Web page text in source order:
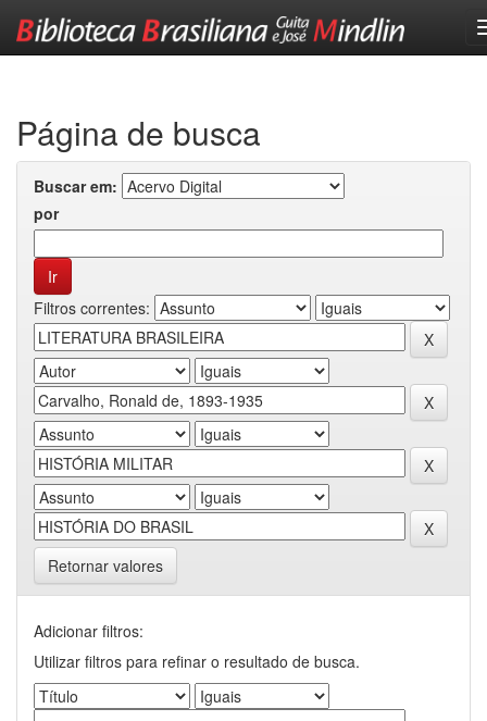
Página de busca
Buscar em:
por
Filtros correntes:
Retornar valores
Adicionar filtros:
Utilizar filtros para refinar o resultado de busca.